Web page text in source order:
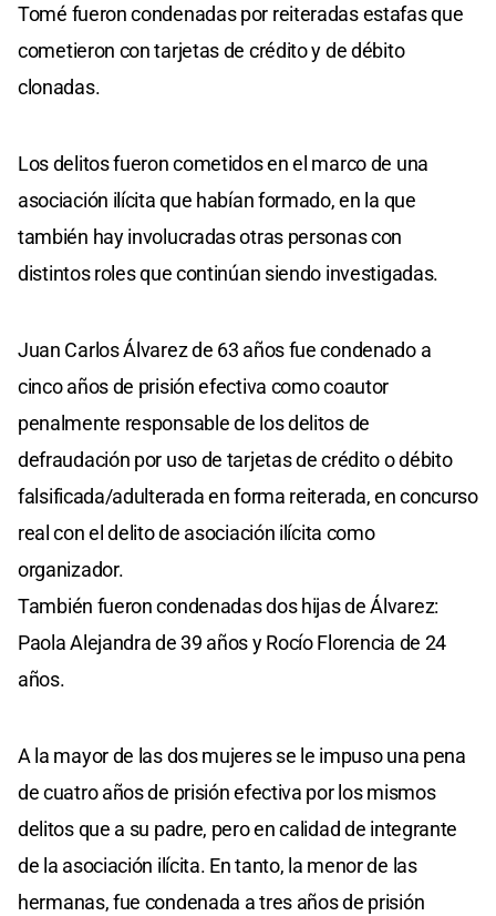
Tomé fueron condenadas por reiteradas estafas que
cometieron con tarjetas de crédito y de débito
clonadas.
Los delitos fueron cometidos en el marco de una
asociación ilícita que habían formado, en la que
también hay involucradas otras personas con
distintos roles que continúan siendo investigadas.
Juan Carlos Álvarez de 63 años fue condenado a
cinco años de prisión efectiva como coautor
penalmente responsable de los delitos de
defraudación por uso de tarjetas de crédito o débito
falsificada/adulterada en forma reiterada, en concurso
real con el delito de asociación ilícita como
organizador.
También fueron condenadas dos hijas de Álvarez:
Paola Alejandra de 39 años y Rocío Florencia de 24
años.
A la mayor de las dos mujeres se le impuso una pena
de cuatro años de prisión efectiva por los mismos
delitos que a su padre, pero en calidad de integrante
de la asociación ilícita. En tanto, la menor de las
hermanas, fue condenada a tres años de prisión